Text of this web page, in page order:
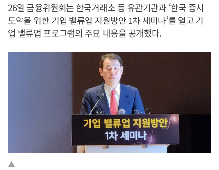
26일 금융위원회는 한국거래소 등 유관기관과 ‘한국 증시
도약을 위한 기업 밸류업 지원방안 1차 세미나’를 열고 기
업 밸류업 프로그램의 주요 내용을 공개했다.
▲